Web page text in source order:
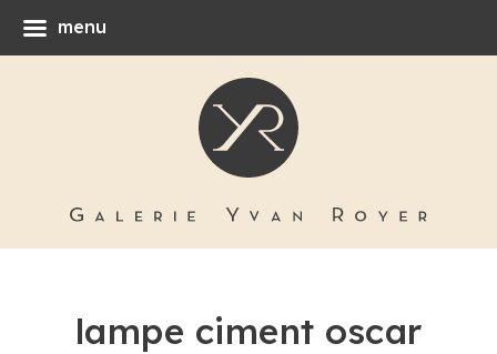
lampe ciment oscar
menu